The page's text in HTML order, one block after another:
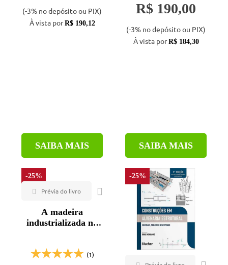
(-3% no depósito ou PIX)
À vista porR$ 190,12
SAIBA MAIS
R$ 190,00
(-3% no depósito ou PIX)
À vista porR$ 184,30
SAIBA MAIS
-25%
A madeira
industrializada na
brasileira
(1)
-25%